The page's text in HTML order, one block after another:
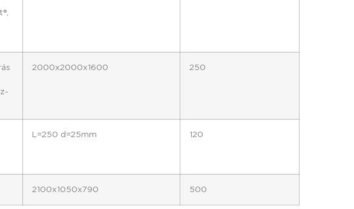
2000x2000x1600 250
L=250 d=25mm 120
2100x1050x790 500